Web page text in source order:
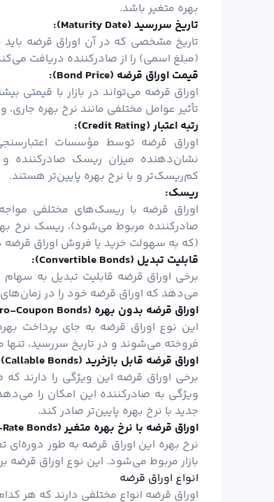
بهره متغیر باشد.
تاریخ سررسید (Maturity Date):
تاریخ مشخصی که در آن اوراق قرضه باید
(مبلغ اسمی) را از صادرکننده دریافت
قیمت اوراق قرضه (Bond Price):
اوراق قرضه می‌تواند در بازار با قیمتی
تأثیر عوامل مختلفی مانند نرخ بهره
رتبه اعتبار (Credit Rating):
نشان‌دهنده میزان ریسک صادرکننده و
کم‌ریسک‌تر و با نرخ بهره پایین‌تر هستند.
ریسک:
اوراق قرضه با ریسک‌های مختلفی
صادرکننده مربوط می‌شود)، ریسک نرخ
(که به سهولت خرید یا فروش اوراق قرضه
قابلیت تبدیل (Convertible Bonds):
برخی اوراق قرضه قابلیت تبدیل به سهام
می‌دهد که اوراق قرضه خود را در
اوراق قرضه بدون بهره (Coupon Bonds):
این نوع اوراق قرضه به جای پرداخت
فروخته می‌شوند و در تاریخ سررسید،
اوراق قرضه قابل بازخرید (Callable Bonds):
برخی اوراق قرضه این ویژگی را دارند که
ویژگی به صادرکننده این امکان را
جدید با نرخ بهره پایین‌تر صادر کند.
اوراق قرضه با نرخ بهره متغیر (Bonds):
بازار مربوط می‌شود. این نوع اوراق قرضه
انواع اوراق قرضه
اوراق قرضه انواع مختلفی دارند که هر